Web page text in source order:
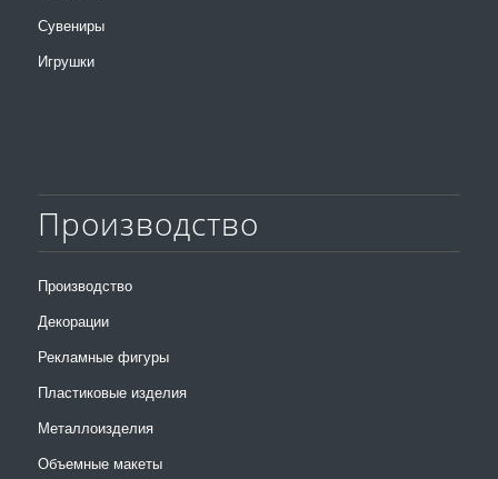
Сувениры
Игрушки
Производство
Производство
Декорации
Рекламные фигуры
Пластиковые изделия
Металлоизделия
Объемные макеты